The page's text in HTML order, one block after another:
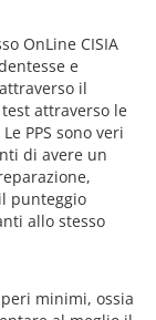
OnLine CISIA
e
il
attraverso le
PPS sono veri
di avere un
punteggio
allo stesso
minimi, ossia